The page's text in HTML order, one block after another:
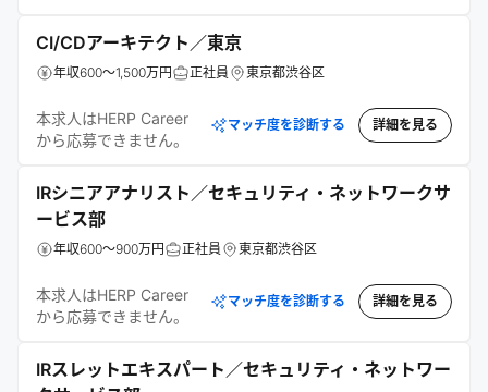
CI/CDアーキテクト／東京
年収600～1,500万円 正社員 東京都渋谷区
本求人はHERP Career
から応募できません。
マッチ度を診断する 詳細を見る
IRシニアアナリスト／セキュリティ・ネットワークサ
ービス部
年収600～900万円 正社員 東京都渋谷区
本求人はHERP Career
から応募できません。
マッチ度を診断する 詳細を見る
IRスレットエキスパート／セキュリティ・ネットワー